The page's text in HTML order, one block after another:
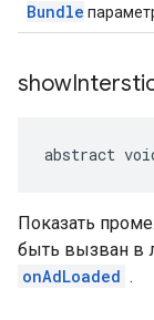
Bundle
show
abstract
Показать
быть вызван в
onAdLoaded .